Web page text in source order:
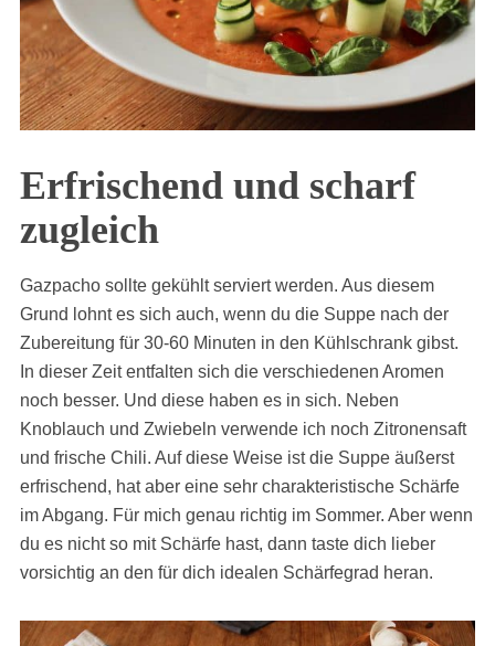
Erfrischend und scharf
zugleich
Gazpacho sollte gekühlt serviert werden. Aus diesem
Grund lohnt es sich auch, wenn du die Suppe nach der
Zubereitung für 30-60 Minuten in den Kühlschrank gibst.
In dieser Zeit entfalten sich die verschiedenen Aromen
noch besser. Und diese haben es in sich. Neben
Knoblauch und Zwiebeln verwende ich noch Zitronensaft
und frische Chili. Auf diese Weise ist die Suppe äußerst
erfrischend, hat aber eine sehr charakteristische Schärfe
im Abgang. Für mich genau richtig im Sommer. Aber wenn
du es nicht so mit Schärfe hast, dann taste dich lieber
vorsichtig an den für dich idealen Schärfegrad heran.